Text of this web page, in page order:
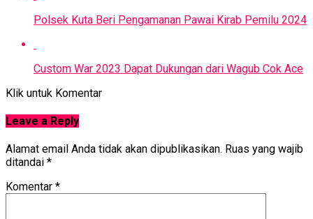
Polsek Kuta Beri Pengamanan Pawai Kirab Pemilu 2024
Custom War 2023 Dapat Dukungan dari Wagub Cok Ace
Klik untuk Komentar
Leave a Reply
Alamat email Anda tidak akan dipublikasikan. Ruas yang wajib
ditandai *
Komentar *